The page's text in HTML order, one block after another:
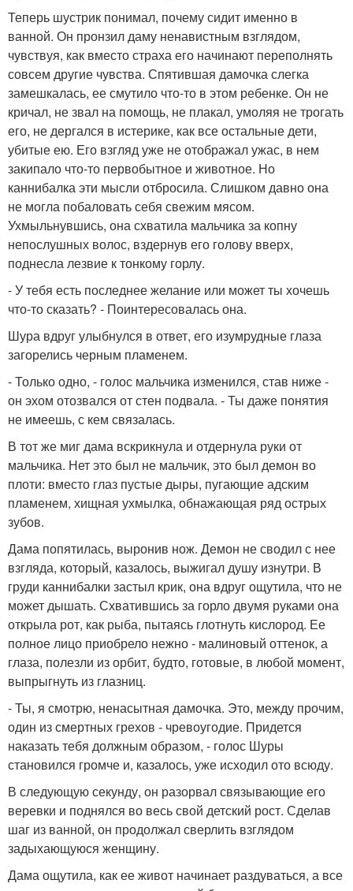
Теперь шустрик понимал, почему сидит именно в
ванной. Он пронзил даму ненавистным взглядом,
чувствуя, как вместо страха его начинают переполнять
совсем другие чувства. Спятившая дамочка слегка
замешкалась, ее смутило что-то в этом ребенке. Он не
кричал, не звал на помощь, не плакал, умоляя не трогать
его, не дергался в истерике, как все остальные дети,
убитые ею. Его взгляд уже не отображал ужас, в нем
закипало что-то первобытное и животное. Но
каннибалка эти мысли отбросила. Слишком давно она
не могла побаловать себя свежим мясом.
Ухмыльнувшись, она схватила мальчика за копну
непослушных волос, вздернув его голову вверх,
поднесла лезвие к тонкому горлу.
- У тебя есть последнее желание или может ты хочешь
что-то сказать? - Поинтересовалась она.
Шура вдруг улыбнулся в ответ, его изумрудные глаза
загорелись черным пламенем.
- Только одно, - голос мальчика изменился, став ниже -
он эхом отозвался от стен подвала. - Ты даже понятия
не имеешь, с кем связалась.
В тот же миг дама вскрикнула и отдернула руки от
мальчика. Нет это был не мальчик, это был демон во
плоти: вместо глаз пустые дыры, пугающие адским
пламенем, хищная ухмылка, обнажающая ряд острых
зубов.
Дама попятилась, выронив нож. Демон не сводил с нее
взгляда, который, казалось, выжигал душу изнутри. В
груди каннибалки застыл крик, она вдруг ощутила, что не
может дышать. Схватившись за горло двумя руками она
открыла рот, как рыба, пытаясь глотнуть кислород. Ее
полное лицо приобрело нежно - малиновый оттенок, а
глаза, полезли из орбит, будто, готовые, в любой момент,
выпрыгнуть из глазниц.
- Ты, я смотрю, ненасытная дамочка. Это, между прочим,
один из смертных грехов - чревоугодие. Придется
наказать тебя должным образом, - голос Шуры
становился громче и, казалось, уже исходил ото всюду.
В следующую секунду, он разорвал связывающие его
веревки и поднялся во весь свой детский рост. Сделав
шаг из ванной, он продолжал сверлить взглядом
задыхающуюся женщину.
Дама ощутила, как ее живот начинает раздуваться, а все